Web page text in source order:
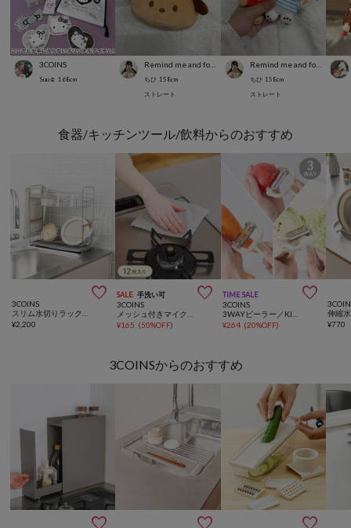
3COINS
Suu☺︎ 168cm ちひ 158cm
ストレート
Remind me and forever
ちひ 158cm
ストレート
食器/キッチンツール/飲料からのおすすめ

3COINS
¥2,200
SALE 手洗い可 
3COINS
¥165 (50%OFF)
TIME SALE 
3COINS
¥264 (20%OFF) ¥770
3COINSからのおすすめ